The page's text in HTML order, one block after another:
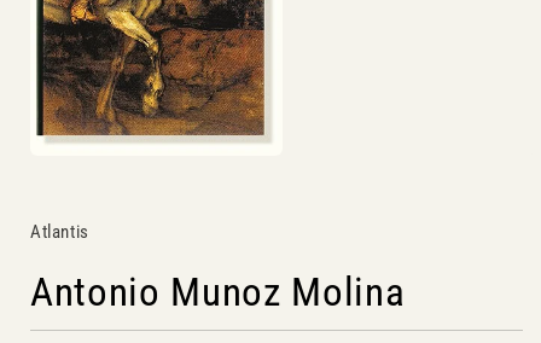
modalfönster
Atlantis
Antonio Munoz Molina